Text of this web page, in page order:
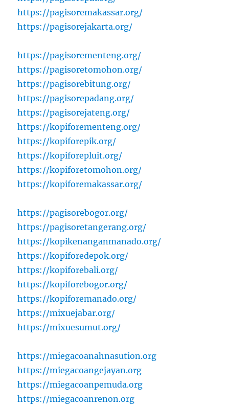
https://pagisoremakassar.org/
https://pagisorejakarta.org/
https://pagisorementeng.org/
https://pagisoretomohon.org/
https://pagisorebitung.org/
https://pagisorepadang.org/
https://pagisorejateng.org/
https://kopiforementeng.org/
https://kopiforepik.org/
https://kopiforepluit.org/
https://kopiforetomohon.org/
https://kopiforemakassar.org/
https://pagisorebogor.org/
https://pagisoretangerang.org/
https://kopikenanganmanado.org/
https://kopiforedepok.org/
https://kopiforebali.org/
https://kopiforebogor.org/
https://kopiforemanado.org/
https://mixuejabar.org/
https://mixuesumut.org/
https://miegacoanahnasution.org
https://miegacoangejayan.org
https://miegacoanpemuda.org
https://miegacoanrenon.org